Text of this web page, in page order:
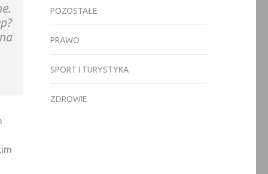
POZOSTAŁE
PRAWO
SPORT I TURYSTYKA
ZDROWIE